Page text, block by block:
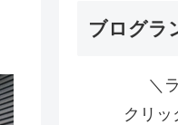
ブログラ
＼
クリッ